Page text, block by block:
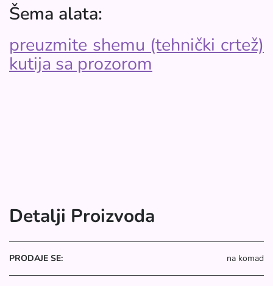
Šema alata:
preuzmite shemu (tehnički crtež)
kutija sa prozorom
Detalji Proizvoda
PRODAJE SE: na komad